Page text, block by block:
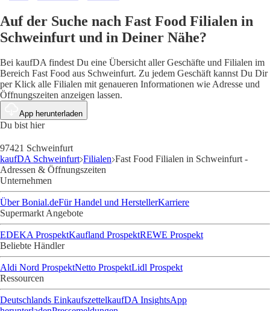
Auf der Suche nach Fast Food Filialen in
Schweinfurt und in Deiner Nähe?
Bei kaufDA findest Du eine Übersicht aller Geschäfte und Filialen im
Bereich Fast Food aus Schweinfurt. Zu jedem Geschäft kannst Du Dir
per Klick alle Filialen mit genaueren Informationen wie Adresse und
Öffnungszeiten anzeigen lassen.
App herunterladen
Du bist hier
97421 Schweinfurt
kaufDA Schweinfurt Filialen Fast Food Filialen in Schweinfurt -
Adressen & Öffnungszeiten
Unternehmen
Über Bonial.deFür Handel und HerstellerKarriere
Supermarkt Angebote
EDEKA ProspektKaufland ProspektREWE Prospekt
Beliebte Händler
Aldi Nord ProspektNetto ProspektLidl Prospekt
Ressourcen
Deutschlands EinkaufszettelkaufDA InsightsApp